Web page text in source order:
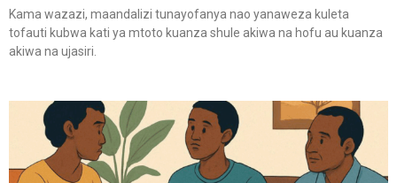
Kama wazazi, maandalizi tunayofanya nao yanaweza kuleta
tofauti kubwa kati ya mtoto kuanza shule akiwa na hofu au kuanza
akiwa na ujasiri.